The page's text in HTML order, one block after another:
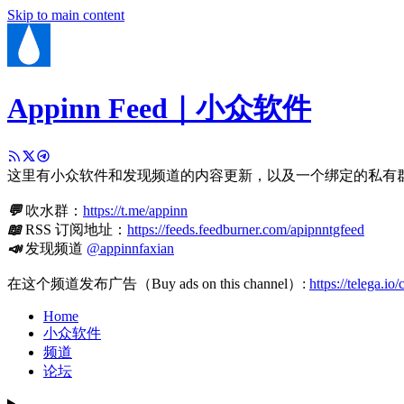
Skip to main content
Appinn Feed｜小众软件
这里有小众软件和发现频道的内容更新，以及一个绑定的私有
💬吹水群： https://t.me/appinn
📖RSS 订阅地址： https://feeds.feedburner.com/apipnntgfeed
📣发现频道 @appinnfaxian
在这个频道发布广告（Buy ads on this channel）: https://telega.io/
Home
小众软件
频道
论坛